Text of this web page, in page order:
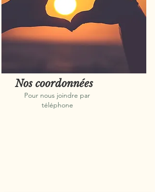
Nos coordonnées
Pour nous joindre par
téléphone